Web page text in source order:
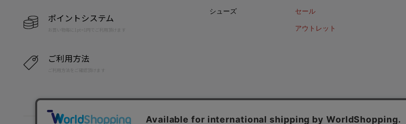
ポイントシステム
お買い物毎に1pt=1円でご利用頂けます
ご利用方法
ご利用方法をご確認頂けます
シューズ
セール
アウトレット